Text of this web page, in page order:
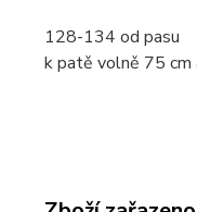
128-134 od pasu
k patě volně 75 cm